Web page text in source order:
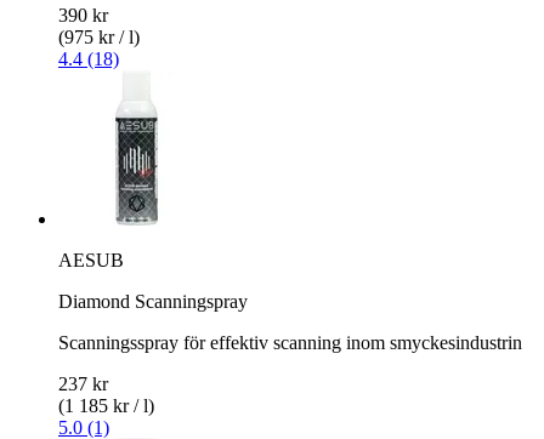
390 kr
(975 kr / l)
4.4 (18)
AESUB
Diamond Scanningspray
Scanningsspray för effektiv scanning inom smyckesindustrin
237 kr
(1 185 kr / l)
5.0 (1)